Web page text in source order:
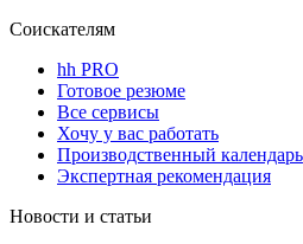
Соискателям
hh PRO
Готовое резюме
Все сервисы
Хочу у вас работать
Производственный календарь
Экспертная рекомендация
Новости и статьи